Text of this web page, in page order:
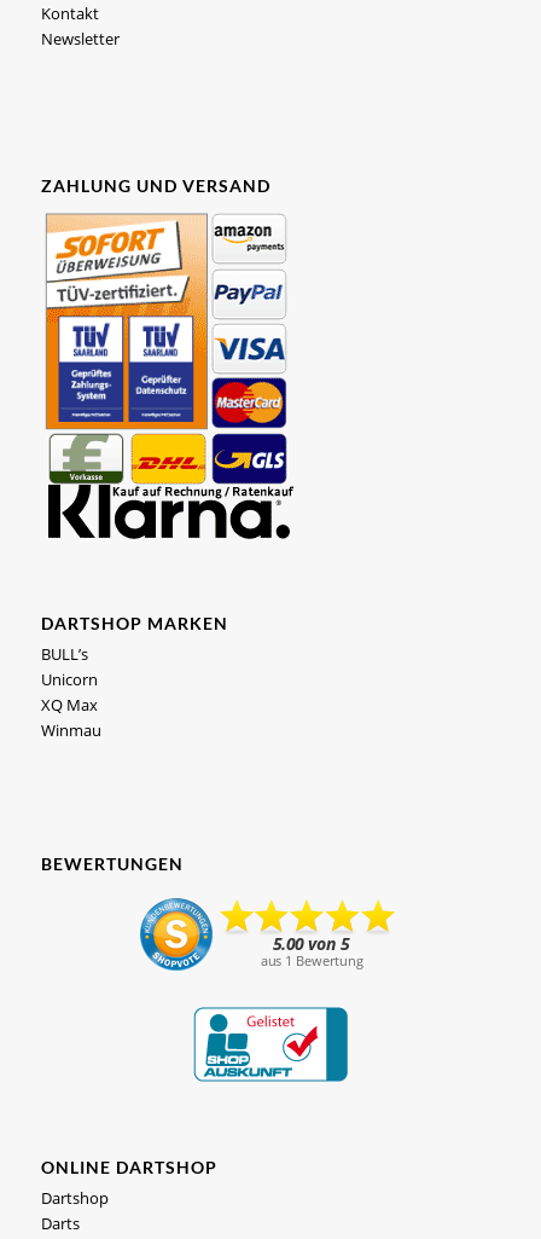
Kontakt
Newsletter
ZAHLUNG UND VERSAND
DARTSHOP MARKEN
BULL’s
Unicorn
XQ Max
Winmau
BEWERTUNGEN
ONLINE DARTSHOP
Dartshop
Darts